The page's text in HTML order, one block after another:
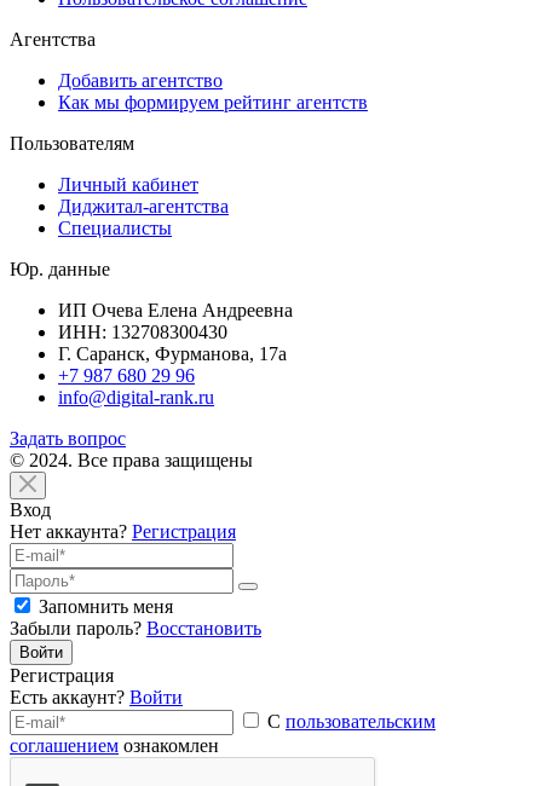
Агентства
Добавить агентство
Как мы формируем рейтинг агентств
Пользователям
Личный кабинет
Диджитал-агентства
Специалисты
Юр. данные
ИП Очева Елена Андреевна
ИНН: 132708300430
Г. Саранск, Фурманова, 17а
+7 987 680 29 96
info@digital-rank.ru
Задать вопрос
© 2024. Все права защищены
Вход
Нет аккаунта? Регистрация
Запомнить меня
Забыли пароль? Восстановить
Войти
Регистрация
Есть аккаунт? Войти
С пользовательским
соглашением ознакомлен